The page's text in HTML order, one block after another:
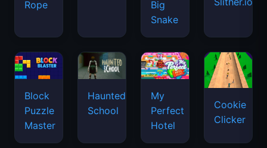
Rope
Big
Snake
Block
Puzzle
Master
Haunted
School
My
Perfect
Hotel
Cookie
Clicker